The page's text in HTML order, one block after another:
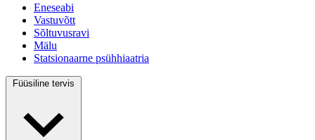
Eneseabi
Vastuvõtt
Sõltuvusravi
Mälu
Statsionaarne psühhiaatria
Füüsiline tervis